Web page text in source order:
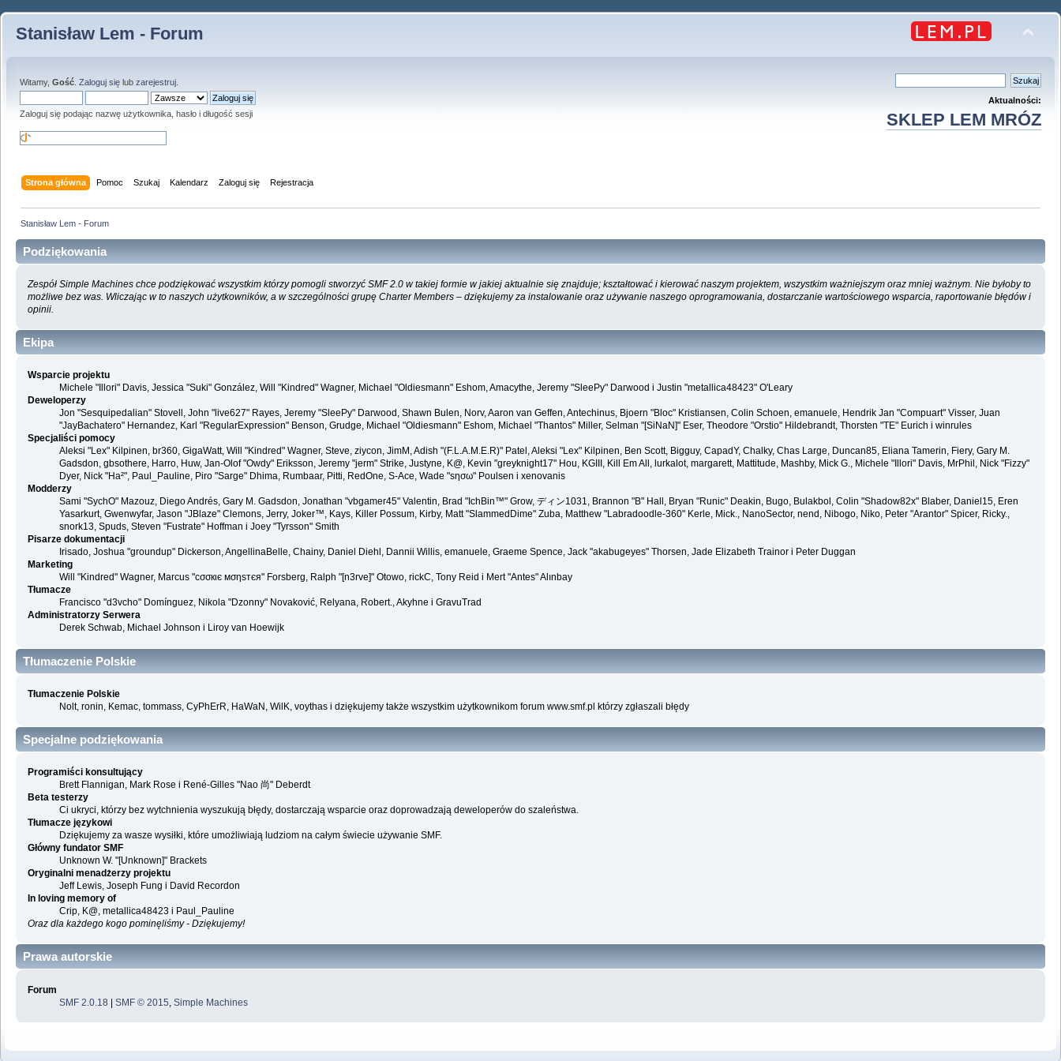
Stanisław Lem - Forum
Witamy, Gość Zaloguj się lub zarejestruj
Zaloguj się podając nazwę użytkownika, hasło i długość sesji
Aktualności:
SKLEP LEM MRÓZ
Strona główna Pomoc Szukaj Kalendarz Zaloguj się Rejestracja
Stanisław Lem - Forum
Podziękowania
Zespół Simple Machines chce podziękować wszystkim którzy pomogli stworzyć SMF 2.0 w takiej formie w jakiej aktualnie się znajduje; kształtować i kierować naszym projektem, wszystkim ważniejszym oraz mniej ważnym. Nie byłoby to
możliwe bez was. Wliczając w to naszych użytkowników, a w szczególności grupę Charter Members – dziękujemy za instalowanie oraz używanie naszego oprogramowania, dostarczanie wartościowego wsparcia, raportowanie błędów i
opinii.
Ekipa
Wsparcie projektu
Michele "Illori" Davis, Jessica "Suki" González, Will "Kindred" Wagner, Michael "Oldiesmann" Eshom, Amacythe, Jeremy "SleePy" Darwood i Justin "metallica48423" O'Leary
Deweloperzy
Jon "Sesquipedalian" Stovell, John "live627" Rayes, Jeremy "SleePy" Darwood, Shawn Bulen, Norv, Aaron van Geffen, Antechinus, Bjoern "Bloc" Kristiansen, Colin Schoen, emanuele, Hendrik Jan "Compuart" Visser, Juan
"JayBachatero" Hernandez, Karl "RegularExpression" Benson, Grudge, Michael "Oldiesmann" Eshom, Michael "Thantos" Miller, Selman "[SiNaN]" Eser, Theodore "Orstio" Hildebrandt, Thorsten "TE" Eurich i winrules
Specjaliści pomocy
Aleksi "Lex" Kilpinen, br360, GigaWatt, Will "Kindred" Wagner, Steve, ziycon, JimM, Adish "(F.L.A.M.E.R)" Patel, Aleksi "Lex" Kilpinen, Ben Scott, Bigguy, CapadY, Chalky, Chas Large, Duncan85, Eliana Tamerin, Fiery, Gary M.
Gadsdon, gbsothere, Harro, Huw, Jan-Olof "Owdy" Eriksson, Jeremy "jerm" Strike, Justyne, K@, Kevin "greyknight17" Hou, KGIII, Kill Em All, lurkalot, margarett, Mattitude, Mashby, Mick G., Michele "Illori" Davis, MrPhil, Nick "Fizzy"
Dyer, Nick "Ha²", Paul_Pauline, Piro "Sarge" Dhima, Rumbaar, Pitti, RedOne, S-Ace, Wade "sησω" Poulsen i xenovanis
Modderzy
Sami "SychO" Mazouz, Diego Andrés, Gary M. Gadsdon, Jonathan "vbgamer45" Valentin, Brad "IchBin™" Grow, ディン1031, Brannon "B" Hall, Bryan "Runic" Deakin, Bugo, Bulakbol, Colin "Shadow82x" Blaber, Daniel15, Eren
Yasarkurt, Gwenwyfar, Jason "JBlaze" Clemons, Jerry, Joker™, Kays, Killer Possum, Kirby, Matt "SlammedDime" Zuba, Matthew "Labradoodle-360" Kerle, Mick., NanoSector, nend, Nibogo, Niko, Peter "Arantor" Spicer, Ricky.,
snork13, Spuds, Steven "Fustrate" Hoffman i Joey "Tyrsson" Smith
Pisarze dokumentacji
Irisado, Joshua "groundup" Dickerson, AngellinaBelle, Chainy, Daniel Diehl, Dannii Willis, emanuele, Graeme Spence, Jack "akabugeyes" Thorsen, Jade Elizabeth Trainor i Peter Duggan
Marketing
Will "Kindred" Wagner, Marcus "cσσкιє мσηѕтєя" Forsberg, Ralph "[n3rve]" Otowo, rickC, Tony Reid i Mert "Antes" Alınbay
Tłumacze
Francisco "d3vcho" Domínguez, Nikola "Dzonny" Novaković, Relyana, Robert., Akyhne i GravuTrad
Administratorzy Serwera
Derek Schwab, Michael Johnson i Liroy van Hoewijk
Tłumaczenie Polskie
Tłumaczenie Polskie
Nolt, ronin, Kemac, tommass, CyPhErR, HaWaN, WilK, voythas i dziękujemy także wszystkim użytkownikom forum www.smf.pl którzy zgłaszali błędy
Specjalne podziękowania
Programiści konsultujący
Brett Flannigan, Mark Rose i René-Gilles "Nao 尚" Deberdt
Beta testerzy
Ci ukryci, którzy bez wytchnienia wyszukują błędy, dostarczają wsparcie oraz doprowadzają deweloperów do szaleństwa.
Tłumacze językowi
Dziękujemy za wasze wysiłki, które umożliwiają ludziom na całym świecie używanie SMF.
Główny fundator SMF
Unknown W. "[Unknown]" Brackets
Oryginalni menadżerzy projektu
Jeff Lewis, Joseph Fung i David Recordon
In loving memory of
Crip, K@, metallica48423 i Paul_Pauline
Oraz dla każdego kogo pominęliśmy - Dziękujemy!
Prawa autorskie
Forum
SMF 2.0.18 | SMF © 2015 Simple Machines